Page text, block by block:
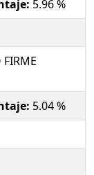
5.96 %
5.04 %